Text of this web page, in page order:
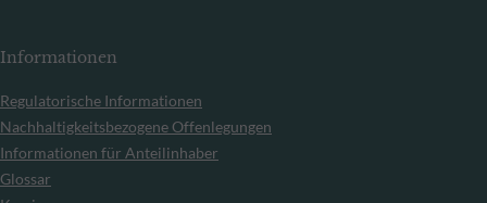
Informationen
Regulatorische Informationen
Nachhaltigkeitsbezogene Offenlegungen
Informationen für Anteilinhaber
Glossar